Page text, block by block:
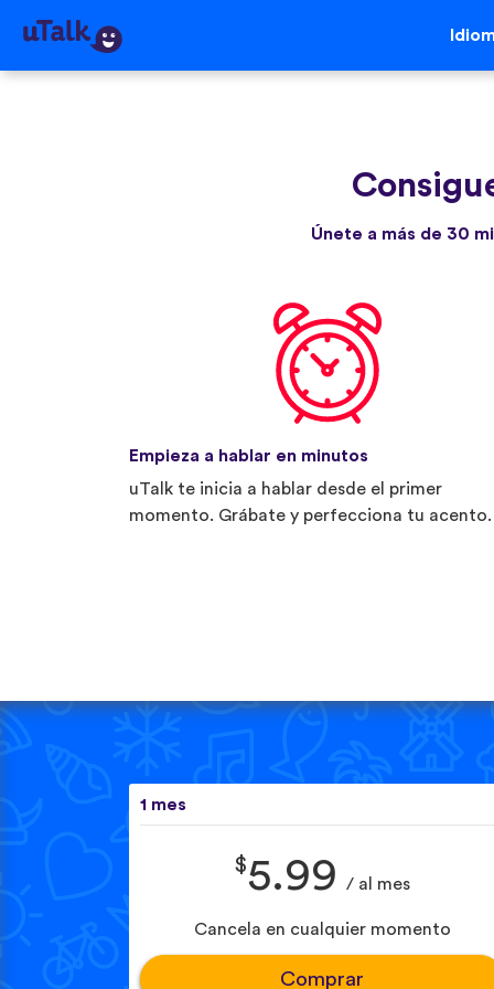
Únete a más de 30
Empieza a hablar en minutos
uTalk te inicia a hablar desde el primer
momento. Grábate y perfecciona tu acento.
1 mes
$5.99 / al mes
Cancela en cualquier momento
Comprar